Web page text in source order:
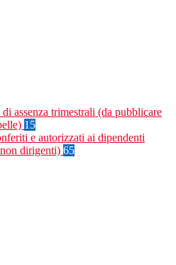
di assenza trimestrali (da pubblicare
15
e autorizzati ai dipendenti
dirigenti) 65